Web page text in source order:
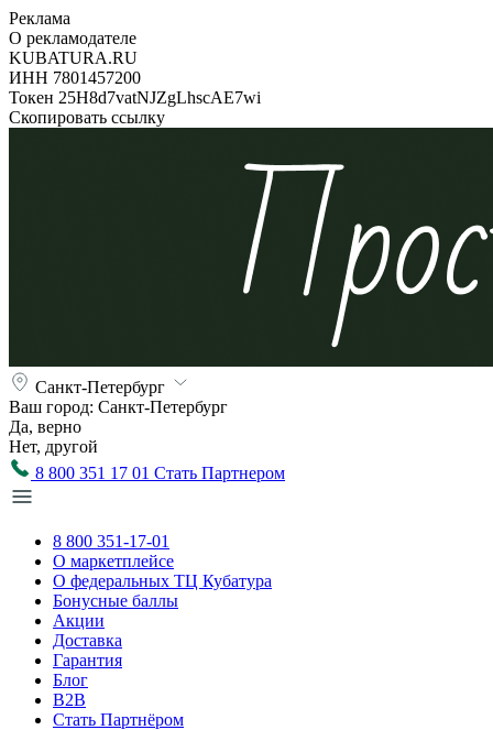
Реклама
О рекламодателе
KUBATURA.RU
ИНН 7801457200
Токен 25H8d7vatNJZgLhscAE7wi
Скопировать ссылку
Санкт-Петербург
Ваш город: Санкт-Петербург
Да, верно
Нет, другой
8 800 351 17 01 Стать Партнером
8 800 351-17-01
О маркетплейсе
О федеральных ТЦ Кубатура
Бонусные баллы
Акции
Доставка
Гарантия
Блог
B2B
Стать Партнёром